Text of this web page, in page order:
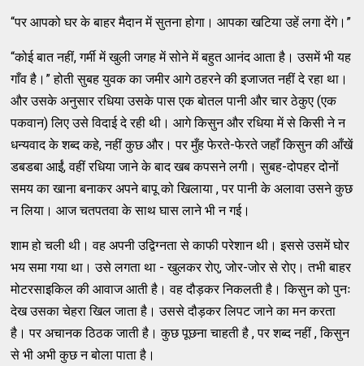
“पर आपको घर के बाहर मैदान में सुतना होगा। आपका खटिया उहें लगा देंगे।”
“कोई बात नहीं, गर्मी में खुली जगह में सोने में बहुत आनंद आता है। उसमें भी यह
गाँव है।” होती सुबह युवक का जमीर आगे ठहरने की इजाजत नहीं दे रहा था।
और उसके अनुसार रधिया उसके पास एक बोतल पानी और चार ठेकुए (एक
पकवान) लिए उसे विदाई दे रही थी। आगे किसुन और रधिया में से किसी ने न
धन्यवाद के शब्द कहे, नहीं कुछ और। पर मुँह फेरते-फेरते जहाँ किसुन की आँखें
डबडबा आईं, वहीं रधिया जाने के बाद खब कपसने लगी। सुबह-दोपहर दोनों
समय का खाना बनाकर अपने बापू को खिलाया , पर पानी के अलावा उसने कुछ
न लिया। आज चतपतवा के साथ घास लाने भी न गई।
शाम हो चली थी। वह अपनी उद्विग्नता से काफी परेशान थी। इससे उसमें घोर
भय समा गया था। उसे लगता था - खुलकर रोए, जोर-जोर से रोए। तभी बाहर
मोटरसाइकिल की आवाज आती है। वह दौड़कर निकलती है। किसुन को पुनः
देख उसका चेहरा खिल जाता है। उससे दौड़कर लिपट जाने का मन करता
है। पर अचानक ठिठक जाती है। कुछ पूछना चाहती है , पर शब्द नहीं , किसुन
से भी अभी कुछ न बोला पाता है।